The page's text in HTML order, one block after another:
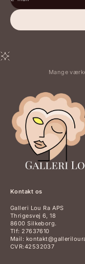
Mange
Kontakt os
Galleri Lou Ra APS
Thrigesvej 6, 18
8600 Silkeborg.
Tlf: 27637610
Mail:
CVR:42532037